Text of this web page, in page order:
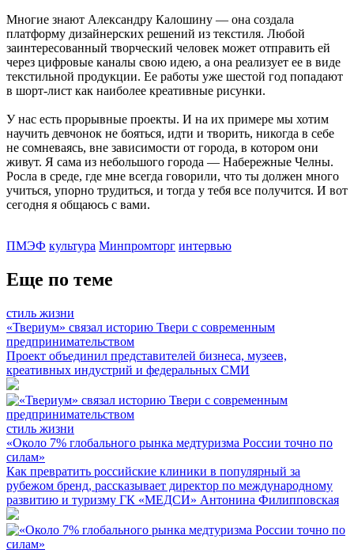
Многие знают Александру Калошину — она создала
платформу дизайнерских решений из текстиля. Любой
заинтересованный творческий человек может отправить ей
через цифровые каналы свою идею, а она реализует ее в виде
текстильной продукции. Ее работы уже шестой год попадают
в шорт-лист как наиболее креативные рисунки.
У нас есть прорывные проекты. И на их примере мы хотим
научить девчонок не бояться, идти и творить, никогда в себе
не сомневаясь, вне зависимости от города, в котором они
живут. Я сама из небольшого города — Набережные Челны.
Росла в среде, где мне всегда говорили, что ты должен много
учиться, упорно трудиться, и тогда у тебя все получится. И вот
сегодня я общаюсь с вами.
ПМЭФ культура Минпромторг интервью
Еще по теме
стиль жизни
«Твериум» связал историю Твери с современным
предпринимательством
Проект объединил представителей бизнеса, музеев,
креативных индустрий и федеральных СМИ
стиль жизни
«Около 7% глобального рынка медтуризма России точно по
силам»
Как превратить российские клиники в популярный за
рубежом бренд, рассказывает директор по международному
развитию и туризму ГК «МЕДСИ» Антонина Филипповская